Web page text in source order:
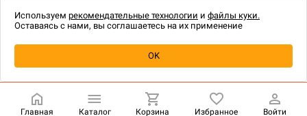
Уведомить о наличии
технологии.
Главная Каталог Корзина Избранное Войти
Используем рекомендательные технологии и файлы куки.
Оставаясь с нами, вы соглашаетесь на их применение
OK